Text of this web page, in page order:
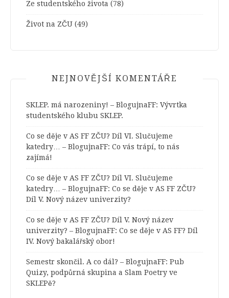
Ze studentského života (78)
Život na ZČU (49)
NEJNOVĚJŠÍ KOMENTÁŘE
SKLEP. má narozeniny! – BlogujnaFF: Vývrtka
studentského klubu SKLEP.
Co se děje v AS FF ZČU? Díl VI. Slučujeme
katedry… – BlogujnaFF: Co vás trápí, to nás
zajímá!
Co se děje v AS FF ZČU? Díl VI. Slučujeme
katedry… – BlogujnaFF: Co se děje v AS FF ZČU?
Díl V. Nový název univerzity?
Co se děje v AS FF ZČU? Díl V. Nový název
univerzity? – BlogujnaFF: Co se děje v AS FF? Díl
IV. Nový bakalářský obor!
Semestr skončil. A co dál? – BlogujnaFF: Pub
Quizy, podpůrná skupina a Slam Poetry ve
SKLEPě?